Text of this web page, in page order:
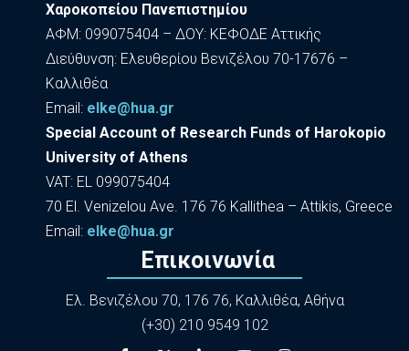
Χαροκοπείου Πανεπιστημίου
ΑΦΜ: 099075404 – ΔΟΥ: ΚΕΦΟΔΕ Αττικής
Διεύθυνση: Ελευθερίου Βενιζέλου 70-17676 –
Καλλιθέα
Εmail: elke@hua.gr
Special Account of Research Funds of Harokopio
University of Athens
VAT: EL 099075404
70 El. Venizelou Ave. 176 76 Kallithea – Attikis, Greece
Εmail: elke@hua.gr
Επικοινωνία
Ελ. Βενιζέλου 70, 176 76, Καλλιθέα, Αθήνα
(+30) 210 9549 102